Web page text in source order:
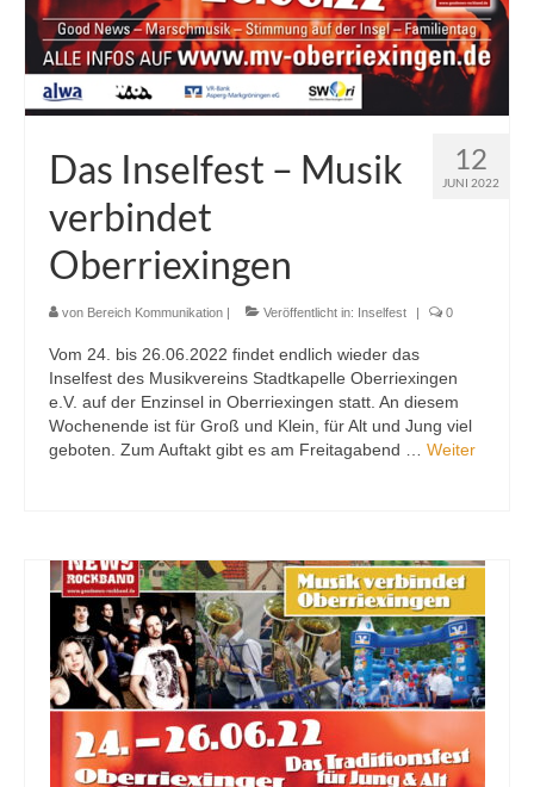
Downloads
Kontakt
12
JUNI 2022
Das Inselfest – Musik
verbindet
Oberriexingen
von Bereich Kommunikation Veröffentlicht in: Inselfest 0
Vom 24. bis 26.06.2022 findet endlich wieder das
Inselfest des Musikvereins Stadtkapelle Oberriexingen
e.V. auf der Enzinsel in Oberriexingen statt. An diesem
Wochenende ist für Groß und Klein, für Alt und Jung viel
geboten. Zum Auftakt gibt es am Freitagabend … Weiter